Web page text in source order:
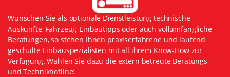
Wünschen Sie als optionale Dienstleistung technische
Auskünfte, Fahrzeug-Einbautipps oder auch vollumfängliche
Beratungen, so stehen Ihnen praxiserfahrene und laufend
geschulte Einbauspezialisten mit all ihrem Know-How zur
Verfügung. Wählen Sie dazu die extern betreute Beratungs-
und Technikhotline: